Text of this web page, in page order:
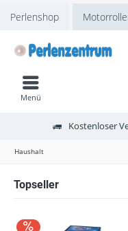
Perlenshop
Kostenloser
Menü
Haushalt
Topseller